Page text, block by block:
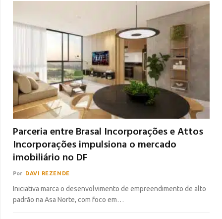
Parceria entre Brasal Incorporações e Attos
Incorporações impulsiona o mercado
imobiliário no DF
Por DAVI REZENDE
Iniciativa marca o desenvolvimento de empreendimento de alto
padrão na Asa Norte, com foco em…